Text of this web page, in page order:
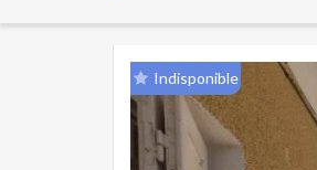
Indisponible